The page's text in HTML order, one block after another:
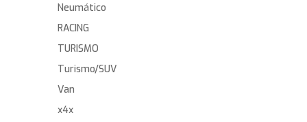
Neumático
RACING
TURISMO
Turismo/SUV
Van
x4x